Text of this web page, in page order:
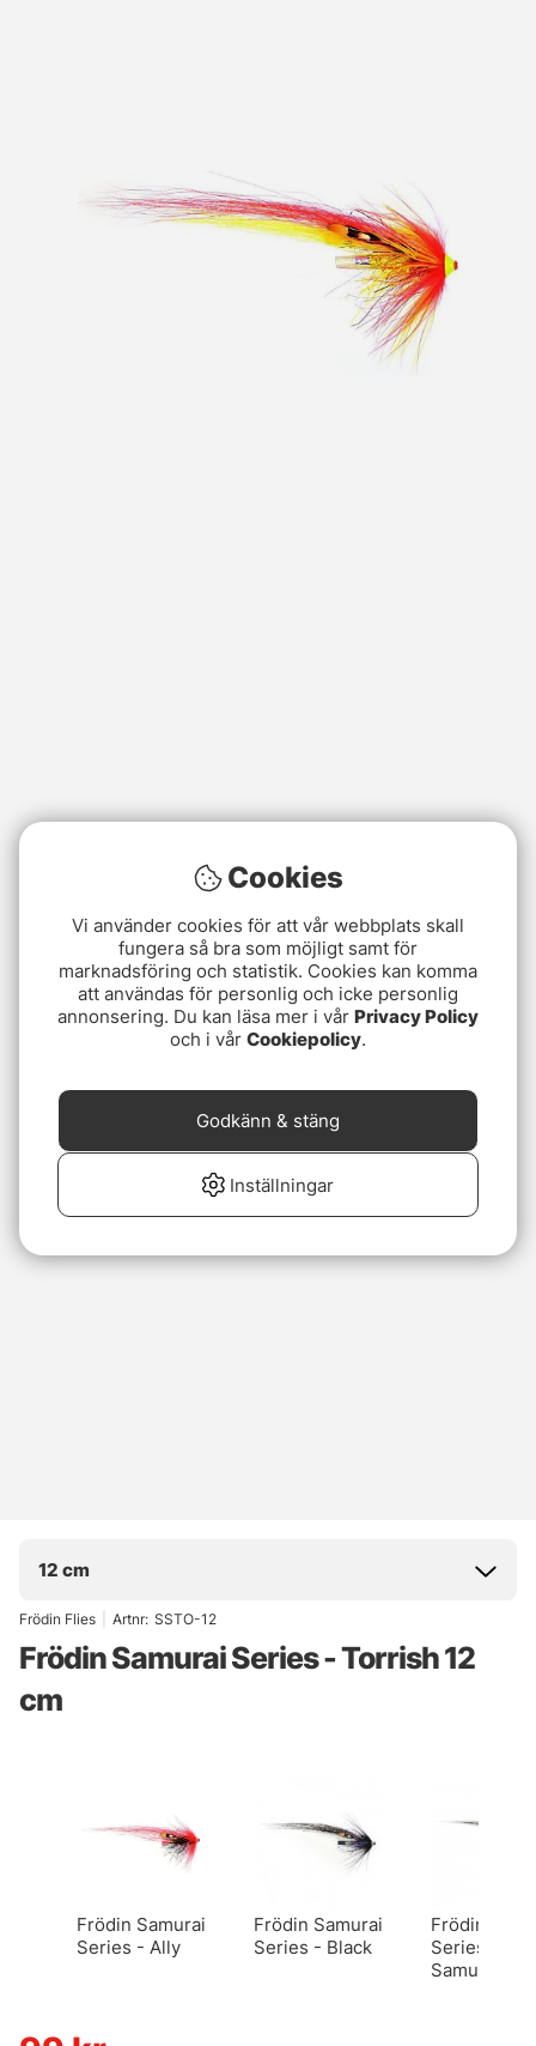
12 cm
Frödin Flies Artnr: SSTO-12
Frödin Samurai Series - Torrish 12
cm
Frödin Samurai
Series - Ally
Frödin Samurai
Series - Black
Frödin
Series -
Samurai
Cookies
Vi använder cookies för att vår webbplats skall
fungera så bra som möjligt samt för
marknadsföring och statistik. Cookies kan komma
att användas för personlig och icke personlig
annonsering. Du kan läsa mer i vår Privacy Policy
och i vår Cookiepolicy.
Inställningar
Godkänn & stäng